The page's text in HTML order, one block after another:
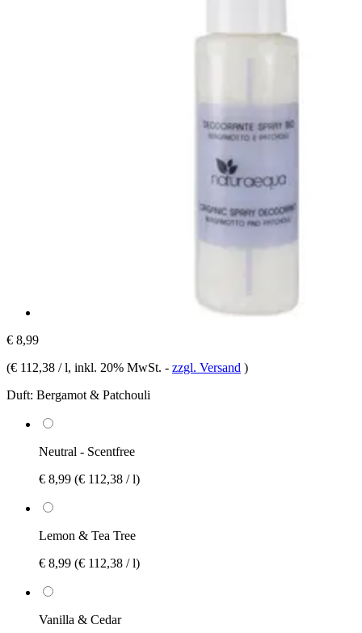
€ 8,99
(€ 112,38 / l, inkl. 20% MwSt. - zzgl. Versand )
Duft: Bergamot & Patchouli
Neutral - Scentfree
€ 8,99 (€ 112,38 / l)
Lemon & Tea Tree
€ 8,99 (€ 112,38 / l)
Vanilla & Cedar